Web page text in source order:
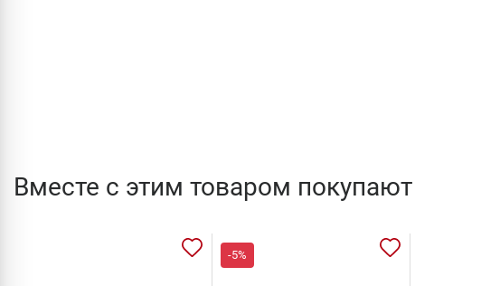
Вместе с этим товаром покупают
-5%